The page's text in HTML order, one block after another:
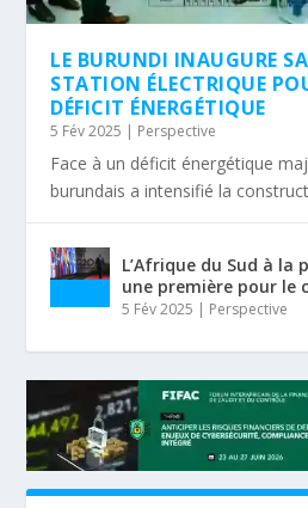
LE BURUNDI INAUGURE
STATION ÉLECTRIQUE
DÉFICIT ÉNERGÉTIQUE
5 Fév 2025 | Perspective
Face à un déficit énergétique
burundais a intensifié la
L’Afrique du Sud à la
une première pour le
5 Fév 2025 | Perspective